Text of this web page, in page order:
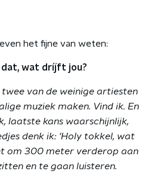
het fijne van weten:
dat, wat dríjft jou?
twee van de weinige artiesten
muziek maken. Vind ik. En
laatste kans waarschijnlijk,
denk ik: 'Holy tokkel, wat
om 300 meter verderop aan
en te gaan luisteren.